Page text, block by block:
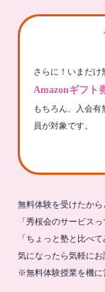
さらに！いまだけ
Amazonギフト
もちろん、入会
員が対象です。
無料体験を受けたか
「秀桜会のサービス
「ちょっと塾と比べて
気になったら気軽にお
※無料体験授業を機に